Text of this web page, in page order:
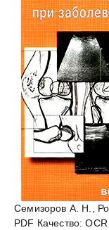
Семизоров А. Н.,
PDF Качество: